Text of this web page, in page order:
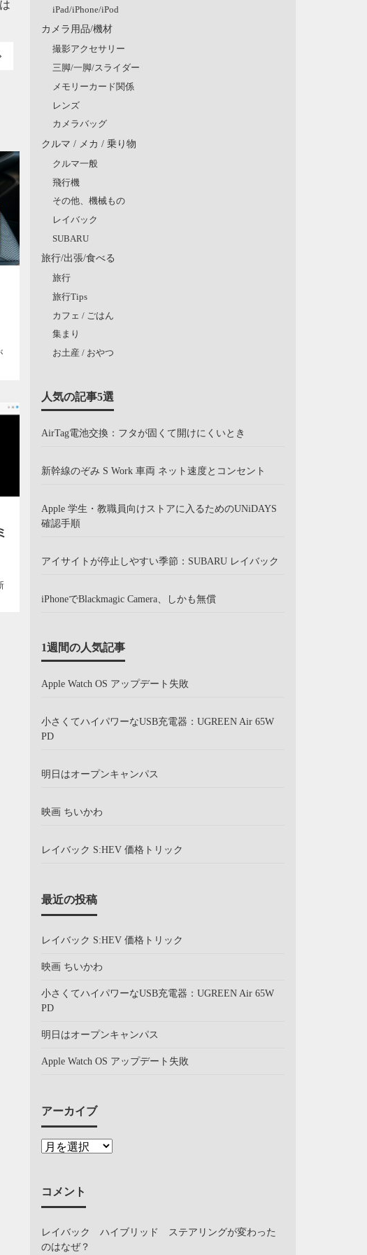
iPad/iPhone/iPod
カメラ用品/機材
撮影アクセサリー
三脚/一脚/スライダー
メモリーカード関係
レンズ
カメラバッグ
クルマ / メカ / 乗り物
クルマ一般
飛行機
その他、機械もの
レイバック
SUBARU
旅行/出張/食べる
旅行
旅行Tips
カフェ / ごはん
集まり
お土産 / おやつ
人気の記事5選
AirTag電池交換：フタが固くて開けにくいとき
新幹線のぞみ S Work 車両 ネット速度とコンセント
Apple 学生・教職員向けストアに入るためのUNiDAYS
確認手順
アイサイトが停止しやすい季節：SUBARU レイバック
iPhoneでBlackmagic Camera、しかも無償
1週間の人気記事
Apple Watch OS アップデート失敗
小さくてハイパワーなUSB充電器：UGREEN Air 65W
PD
明日はオープンキャンパス
映画 ちいかわ
レイバック S:HEV 価格トリック
最近の投稿
レイバック S:HEV 価格トリック
映画 ちいかわ
小さくてハイパワーなUSB充電器：UGREEN Air 65W
PD
明日はオープンキャンパス
Apple Watch OS アップデート失敗
アーカイブ
コメント
レイバック ハイブリッド ステアリングが変わった
のはなぜ？